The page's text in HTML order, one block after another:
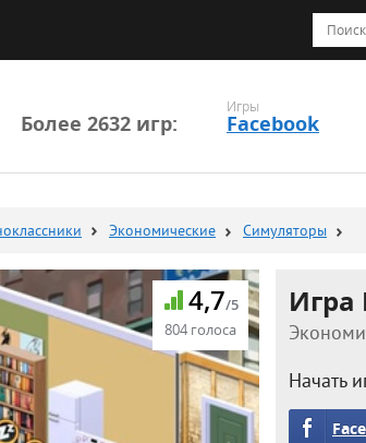
Более 2632 игр:
Игры
Facebook
Экономические Симуляторы
4,7/5
804 голоса
Игра
Начать